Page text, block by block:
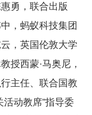
勇，联合出版
，蚂蚁科技集团
，英国伦敦大学
授西蒙·马奥尼，
主任、联合国教
活动教席”指导委